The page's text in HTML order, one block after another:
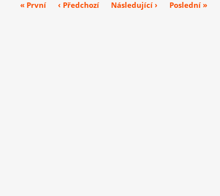
« První ‹ Předchozí Následující › Poslední »